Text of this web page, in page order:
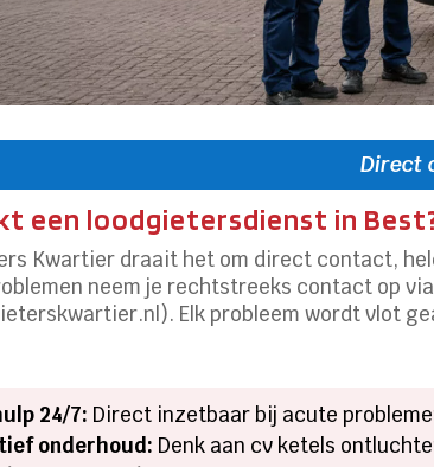
Direct
een loodgietersdienst in
Kwartier draait het om direct contact,
neem je rechtstreeks contact op
Elk probleem wordt vlot
24/7: Direct inzetbaar bij acute
onderhoud: Denk aan cv ketels